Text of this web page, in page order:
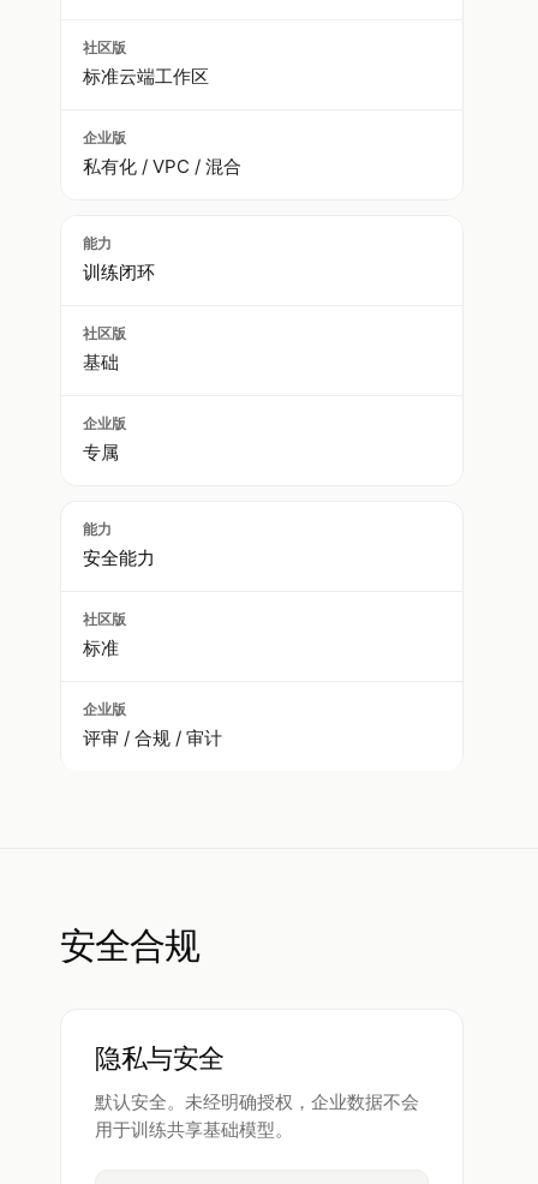
标准云端工作区
私有化 / VPC / 混合
训练闭环
基础
专属
安全能力
标准
评审 / 合规 / 审计
安全合规
隐私与安全
默认安全。未经明确授权，企业数据不会
用于训练共享基础模型。